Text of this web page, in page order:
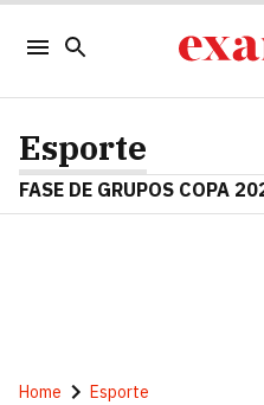
Esporte
FASE DE GRUPOS COPA
Home Esporte